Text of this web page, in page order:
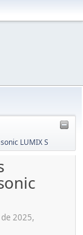
LUMIX S
2025,